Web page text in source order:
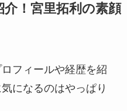
！宮里拓利の素顔
フィールや経歴を紹
になるのはやっぱり